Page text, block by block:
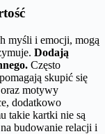
myśli i emocji, mogą
Dodają
Często
skupić się
motywy
dodatkowo
takie kartki nie są
budowanie relacji i